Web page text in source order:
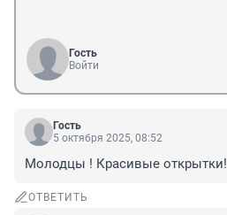
Гость
Войти
Гость
5 октября 2025, 08:52
Молодцы ! Красивые открытки!
ОТВЕТИТЬ